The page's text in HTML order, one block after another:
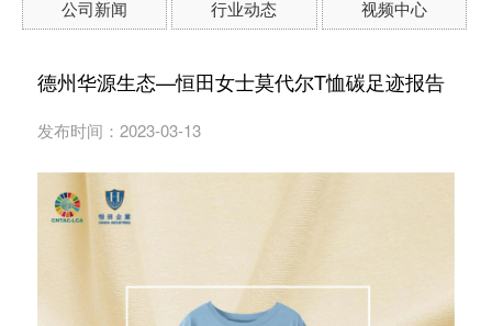
公司新闻 行业动态 视频中心
德州华源生态—恒田女士莫代尔T恤碳足迹报告
发布时间：2023-03-13